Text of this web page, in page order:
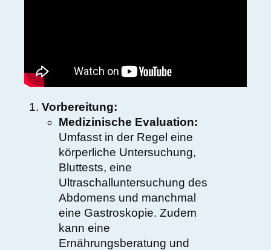
Vorbereitung:
Medizinische Evaluation:
Umfasst in der Regel eine
körperliche Untersuchung,
Bluttests, eine
Ultraschalluntersuchung des
Abdomens und manchmal
eine Gastroskopie. Zudem
kann eine
Ernährungsberatung und